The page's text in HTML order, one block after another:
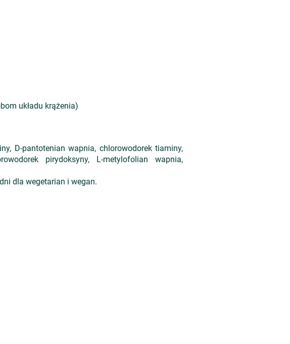
układu krążenia)
D-pantotenian wapnia, chlorowodorek tiaminy,
pirydoksyny, L-metylofolian wapnia,
dla wegetarian i wegan.